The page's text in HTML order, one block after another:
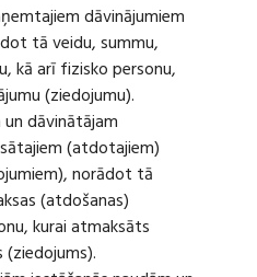
dāvinājumiem
tā veidu, summu,
kā arī fizisko personu,
(ziedojumu).
dāvinātājam
(atdotajiem)
norādot tā
(atdošanas)
kurai atmaksāts